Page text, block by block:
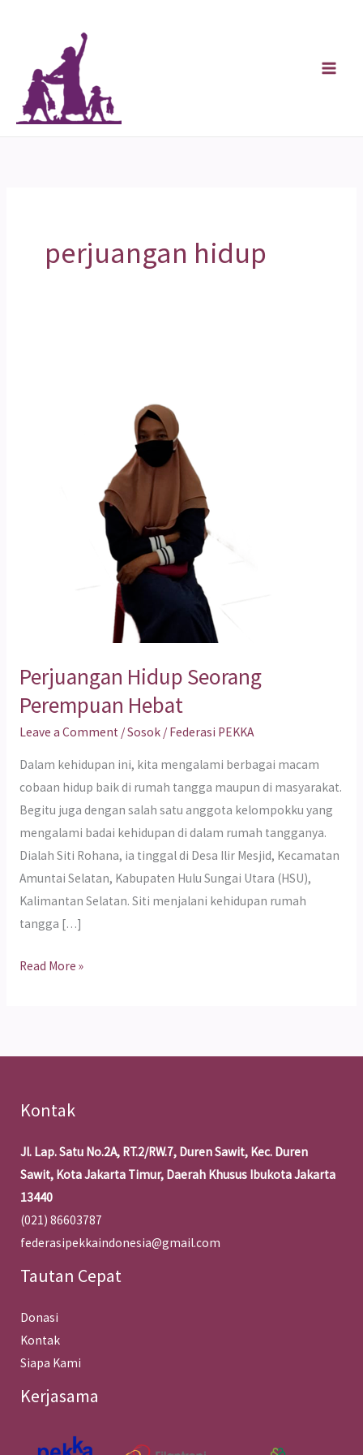
perjuangan hidup
Perjuangan Hidup Seorang
Perempuan Hebat
Leave a Comment /Sosok/ Federasi PEKKA
Dalam kehidupan ini, kita mengalami berbagai macam
cobaan hidup baik di rumah tangga maupun di masyarakat.
Begitu juga dengan salah satu anggota kelompokku yang
mengalami badai kehidupan di dalam rumah tangganya.
Dialah Siti Rohana, ia tinggal di Desa Ilir Mesjid, Kecamatan
Amuntai Selatan, Kabupaten Hulu Sungai Utara (HSU),
Kalimantan Selatan. Siti menjalani kehidupan rumah
tangga […]
Read More »
Kontak
Jl. Lap. Satu No.2A, RT.2/RW.7, Duren Sawit, Kec. Duren
Sawit, Kota Jakarta Timur, Daerah Khusus Ibukota Jakarta
13440
(021) 86603787
federasipekkaindonesia@gmail.com
Tautan Cepat
Donasi
Kontak
Siapa Kami
Kerjasama